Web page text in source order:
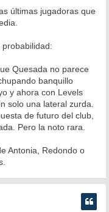
últimas jugadoras que
Quesada no parece
banquillo
y ahora con Levels
solo una lateral zurda.
de futuro del club,
Pero la noto rara.
Antonia, Redondo o